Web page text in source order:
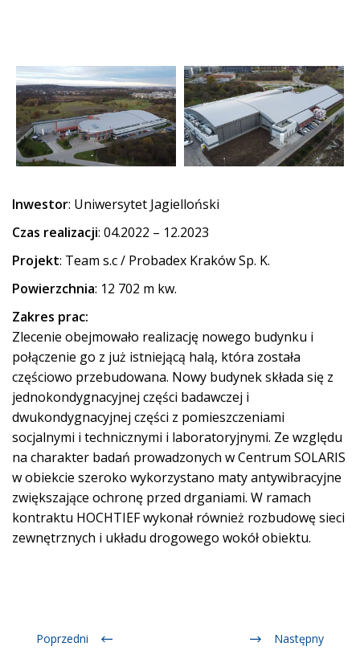
Inwestor: Uniwersytet Jagielloński
Czas realizacji: 04.2022 – 12.2023
Projekt: Team s.c / Probadex Kraków Sp. K.
Powierzchnia: 12 702 m kw.
Zakres prac:
Zlecenie obejmowało realizację nowego budynku i
połączenie go z już istniejącą halą, która została
częściowo przebudowana. Nowy budynek składa się z
jednokondygnacyjnej części badawczej i
dwukondygnacyjnej części z pomieszczeniami
socjalnymi i technicznymi i laboratoryjnymi. Ze względu
na charakter badań prowadzonych w Centrum SOLARIS
w obiekcie szeroko wykorzystano maty antywibracyjne
zwiększające ochronę przed drganiami. W ramach
kontraktu HOCHTIEF wykonał również rozbudowę sieci
zewnętrznych i układu drogowego wokół obiektu.
Poprzedni Następny